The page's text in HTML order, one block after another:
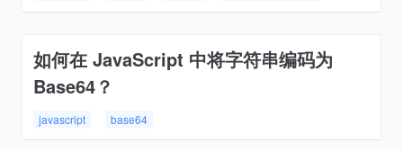
如何在 JavaScript 中将字符串编码为
Base64？
javascript base64